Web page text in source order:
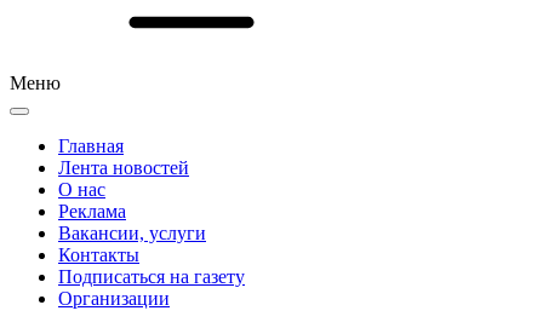
Меню
Главная
Лента новостей
О нас
Реклама
Вакансии, услуги
Контакты
Подписаться на газету
Организации